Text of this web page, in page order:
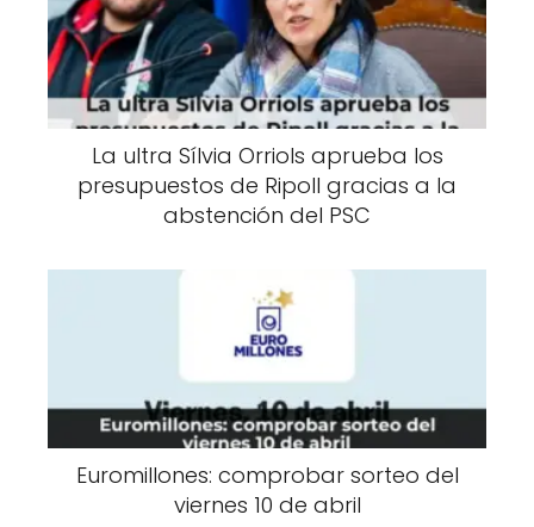
La ultra Sílvia Orriols aprueba los
presupuestos de Ripoll gracias a la
abstención del PSC
Euromillones: comprobar sorteo del
viernes 10 de abril